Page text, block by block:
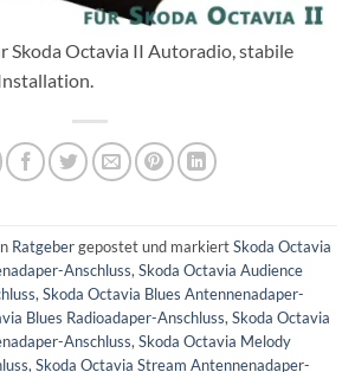
Skoda Octavia II Autoradio, stabile
Ratgebergepostet und markiertSkoda Octavia
Anschluss, Skoda Octavia Audience
, Skoda Octavia Blues Antennenadaper-
Blues Radioadaper-Anschluss, Skoda Octavia
Anschluss, Skoda Octavia Melody
, Skoda Octavia Stream Antennenadaper-